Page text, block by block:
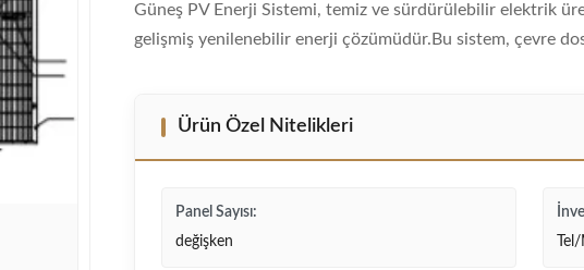
Güneş PV Enerji Sistemi, temiz ve sürdürülebilir elektrik
gelişmiş yenilenebilir enerji çözümüdür.Bu sistem, çevre
Ürün Özel Nitelikleri
Panel Sayısı:
değişken